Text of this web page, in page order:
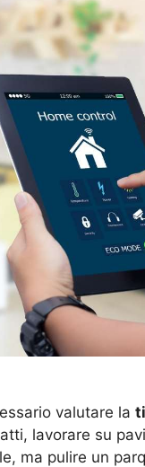
valutare la
lavorare su
ma pulire un